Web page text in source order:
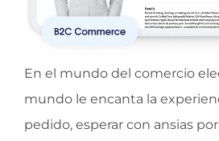
En el mundo del comercio
mundo le encanta la
pedido, esperar con ansias